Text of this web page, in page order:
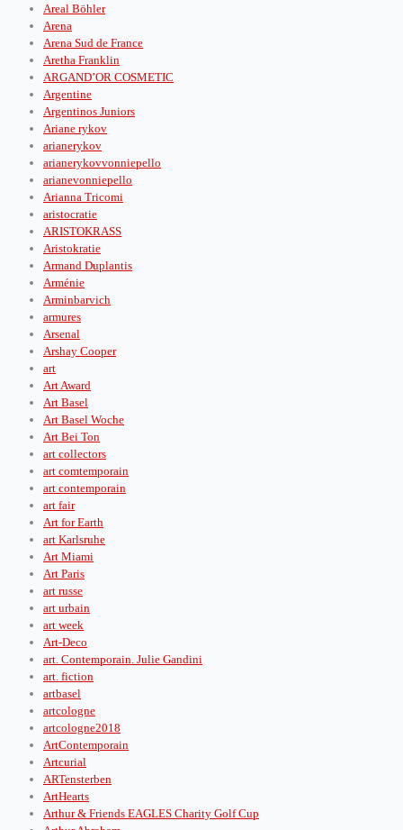
Areal Böhler
Arena
Arena Sud de France
Aretha Franklin
ARGAND’OR COSMETIC
Argentine
Argentinos Juniors
Ariane rykov
arianerykov
arianerykovvonniepello
arianevonniepello
Arianna Tricomi
aristocratie
ARISTOKRASS
Aristokratie
Armand Duplantis
Arménie
Arminbarvich
armures
Arsenal
Arshay Cooper
art
Art Award
Art Basel
Art Basel Woche
Art Bei Ton
art collectors
art comtemporain
art contemporain
art fair
Art for Earth
art Karlsruhe
Art Miami
Art Paris
art russe
art urbain
art week
Art-Deco
art. Contemporain. Julie Gandini
art. fiction
artbasel
artcologne
artcologne2018
ArtContemporain
Artcurial
ARTensterben
ArtHearts
Arthur & Friends EAGLES Charity Golf Cup